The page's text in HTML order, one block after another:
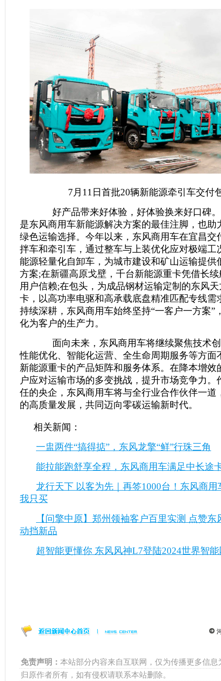
7月11日首批20辆新能源牵引车交付
好产品带来好体验，好体验换来好口碑。
是东风商用车新能源解决方案的最佳注脚，也助
绿色运输选择。今年以来，东风商用车在宜昌交
拌车和牵引车，通过整车与上装优化应对极端工
能源轻量化自卸车，为城市建设和矿山运输提供
方案;在新疆高原戈壁，千台新能源重卡凭借长
用户信赖;在包头，为成品钢材运输定制的东风
卡，以高功率电驱和高承载底盘精准匹配专线
持续深耕，东风商用车始终坚持“一客户一方案”
化为客户的生产力。
面向未来，东风商用车将继续聚焦技术创
性能优化、智能化运营、全生命周期服务等方面
新能源重卡的产品矩阵和服务体系。在降本增效
户应对运输市场的多变挑战，提升市场竞争力。
任的央企，东风商用车将与全行业合作伙伴一道
的高质量发展，共同迈向零碳运输新时代。
相关新闻：
一盅两件“搞得掂”，东风龙擎“鲜”行珠三角
能拉能跑舒享全程，东风商用车满足中长途
龙行天下 以客为先｜再签1000台！东风商
我只买
【问擎中原】郑州领袖客户百里实测 点赞
动挡新品
超智能更懂你 东风风神L7登陆2024世界智
免责声明： 本站部分内容来自互联网，仅为传播更多信息
归原作者所有，如有侵权请联系本站删除。